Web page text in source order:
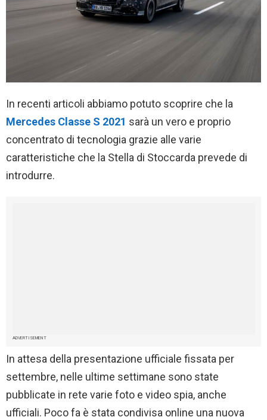
In recenti articoli abbiamo potuto scoprire che la
Mercedes Classe S 2021 sarà un vero e proprio
concentrato di tecnologia grazie alle varie
caratteristiche che la Stella di Stoccarda prevede di
introdurre.
ADVERTISEMENT
In attesa della presentazione ufficiale fissata per
settembre, nelle ultime settimane sono state
pubblicate in rete varie foto e video spia, anche
ufficiali. Poco fa è stata condivisa online una nuova